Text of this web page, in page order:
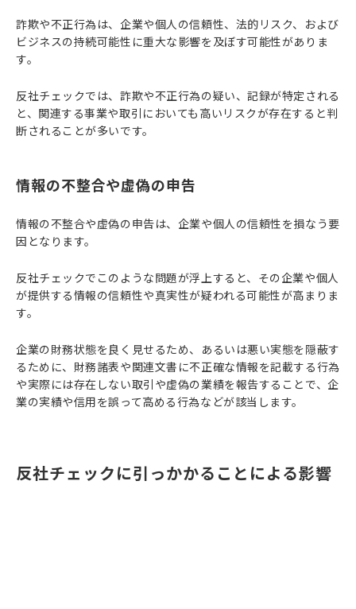
詐欺や不正行為は、企業や個人の信頼性、法的リスク、および
ビジネスの持続可能性に重大な影響を及ぼす可能性がありま
す。
反社チェックでは、詐欺や不正行為の疑い、記録が特定される
と、関連する事業や取引においても高いリスクが存在すると判
断されることが多いです。
情報の不整合や虚偽の申告
情報の不整合や虚偽の申告は、企業や個人の信頼性を損なう要
因となります。
反社チェックでこのような問題が浮上すると、その企業や個人
が提供する情報の信頼性や真実性が疑われる可能性が高まりま
す。
企業の財務状態を良く見せるため、あるいは悪い実態を隠蔽す
るために、財務諸表や関連文書に不正確な情報を記載する行為
や実際には存在しない取引や虚偽の業績を報告することで、企
業の実績や信用を誤って高める行為などが該当します。
反社チェックに引っかかることによる影響